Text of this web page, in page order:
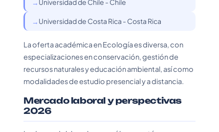
Universidad de Chile - Chile
Universidad de Costa Rica - Costa Rica
La oferta académica en Ecología es diversa, con
especializaciones en conservación, gestión de
recursos naturales y educación ambiental, así como
modalidades de estudio presencial y a distancia.
Mercado laboral y perspectivas
2026